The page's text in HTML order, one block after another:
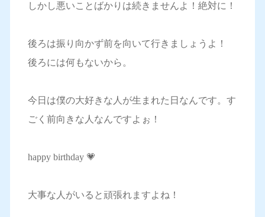
しかし悪いことばかりは続きませんよ！絶対に！
後ろは振り向かず前を向いて行きましょうよ！
後ろには何もないから。
今日は僕の大好きな人が生まれた日なんです。す
ごく前向きな人なんですよぉ！
happy birthday 💗
大事な人がいると頑張れますよね！